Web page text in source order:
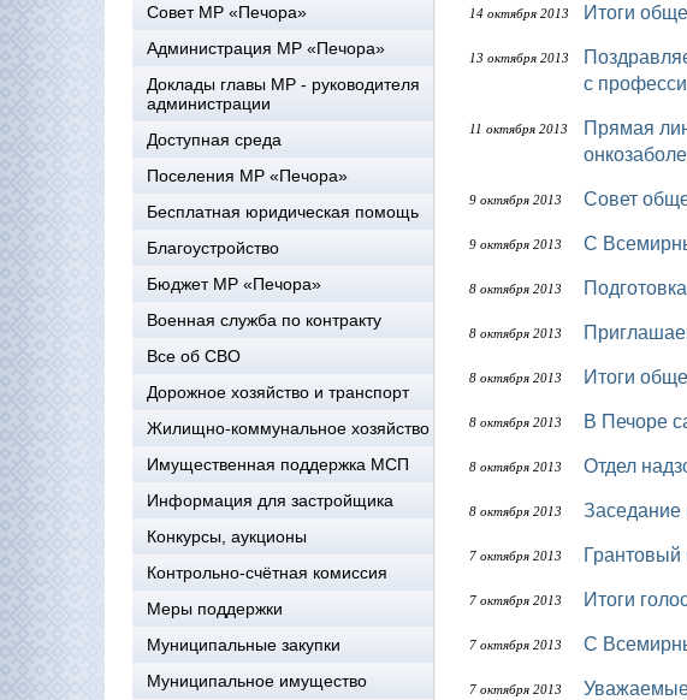
Совет МР «Печора»
Администрация МР «Печора»
Доклады главы МР - руководителя
администрации
Доступная среда
Поселения МР «Печора»
Бесплатная юридическая помощь
Благоустройство
Бюджет МР «Печора»
Военная служба по контракту
Все об СВО
Дорожное хозяйство и транспорт
Жилищно-коммунальное хозяйство
Имущественная поддержка МСП
Информация для застройщика
Конкурсы, аукционы
Контрольно-счётная комиссия
Меры поддержки
Муниципальные закупки
Муниципальное имущество
14 октября 2013 Итоги
13 октября 2013
Поздравляем работников и ветеранов сельского хозяйства и перерабатывающей промышленности
с
11 октября 2013
Прямая линия на тему: «Первичные онкологические кабинеты»: ранняя диагностика
9 октября 2013 Совет
9 октября 2013 С
8 октября 2013
8 октября 2013
8 октября 2013 Итоги
8 октября 2013 В
8 октября 2013 Отдел
8 октября 2013
7 октября 2013 Грантовый
7 октября 2013 Итоги
7 октября 2013 С
7 октября 2013